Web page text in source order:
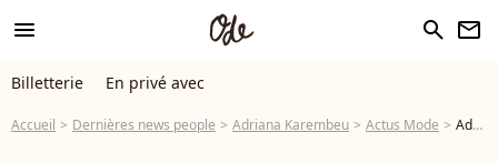
menu search newsletter
Billetterie En privé avec
Accueil Dernières news people Adriana Karembeu Actus Mode Adriana Karembeu : première apparition en célibataire, son Marc Lavoine très occupé dans un lieu que tout le monde connaît